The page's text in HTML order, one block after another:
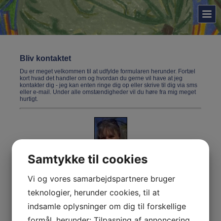
Bliv kontaktet
Du er meget velkommen til at udfylde formularen herunder. Fortæl
kort hvad det handler om og hvordan du gerne vil have at jeg
kontakter dig - jeg kan enten ringe dig op eller skrive til dig via sms
eller e-mail. Under alle omstændigheder vil du høre fra mig meget
hurtigt.
Samtykke til cookies
Vi og vores samarbejdspartnere bruger
teknologier, herunder cookies, til at
indsamle oplysninger om dig til forskellige